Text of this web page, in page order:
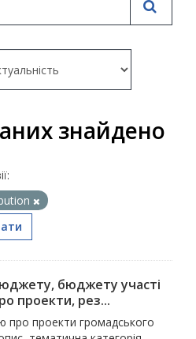
знайдено
бюджету участі
проекти, рез...
про проекти громадського